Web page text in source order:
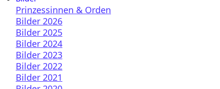
Prinzessinnen & Orden
Bilder 2026
Bilder 2025
Bilder 2024
Bilder 2023
Bilder 2022
Bilder 2021